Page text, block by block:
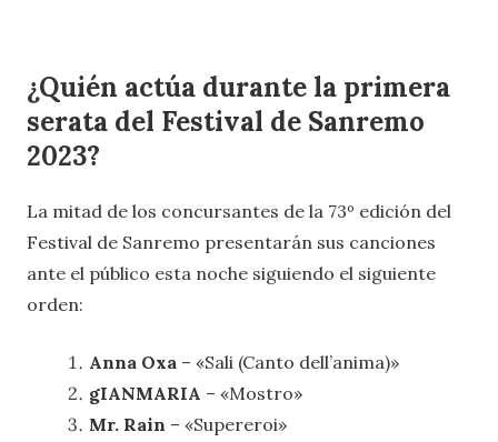
¿Quién actúa durante la primera
serata del Festival de Sanremo
2023?
La mitad de los concursantes de la 73º edición del
Festival de Sanremo presentarán sus canciones
ante el público esta noche siguiendo el siguiente
orden:
Anna Oxa – «Sali (Canto dell’anima)»
gIANMARIA – «Mostro»
Mr. Rain – «Supereroi»